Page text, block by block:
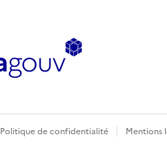
Politique de confidentialité Mentions